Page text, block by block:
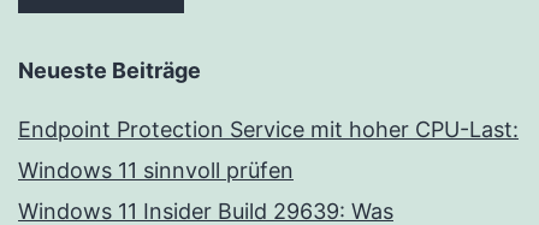
Neueste Beiträge
Endpoint Protection Service mit hoher CPU-Last:
Windows 11 sinnvoll prüfen
Windows 11 Insider Build 29639: Was